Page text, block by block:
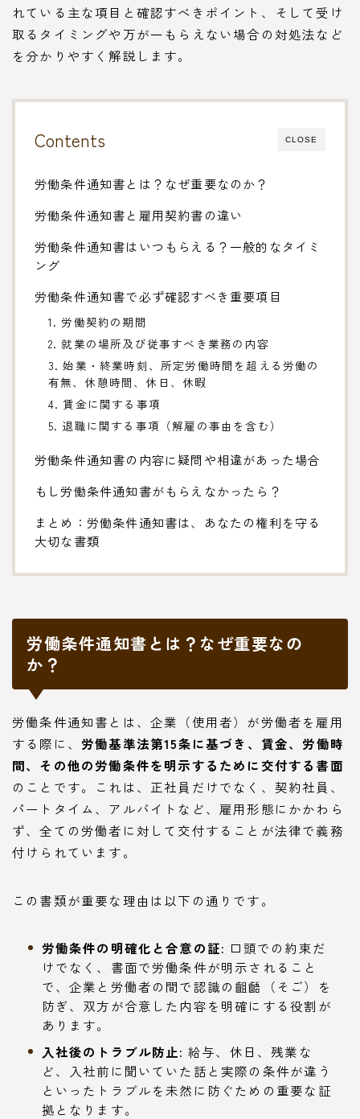
れている主な項目と確認すべきポイント、そして受け
取るタイミングや万が一もらえない場合の対処法など
を分かりやすく解説します。
CLOSE
Contents
労働条件通知書とは？なぜ重要なのか？
労働条件通知書と雇用契約書の違い
労働条件通知書はいつもらえる？一般的なタイミ
ング
労働条件通知書で必ず確認すべき重要項目
1. 労働契約の期間
2. 就業の場所及び従事すべき業務の内容
3. 始業・終業時刻、所定労働時間を超える労働の
有無、休憩時間、休日、休暇
4. 賃金に関する事項
5. 退職に関する事項（解雇の事由を含む）
労働条件通知書の内容に疑問や相違があった場合
もし労働条件通知書がもらえなかったら？
まとめ：労働条件通知書は、あなたの権利を守る
大切な書類
労働条件通知書とは？なぜ重要なの
か？
労働条件通知書とは、企業（使用者）が労働者を雇用
する際に、 労働基準法第15条に基づき、賃金、労働時
間、その他の労働条件を明示するために交付する書面
のことです。これは、正社員だけでなく、契約社員、
パートタイム、アルバイトなど、雇用形態にかかわら
ず、全ての労働者に対して交付することが法律で義務
付けられています。
この書類が重要な理由は以下の通りです。
労働条件の明確化と合意の証: 口頭での約束だ
けでなく、書面で労働条件が明示されること
で、企業と労働者の間で認識の齟齬（そご）を
防ぎ、双方が合意した内容を明確にする役割が
あります。
入社後のトラブル防止: 給与、休日、残業な
ど、入社前に聞いていた話と実際の条件が違う
といったトラブルを未然に防ぐための重要な証
拠となります。